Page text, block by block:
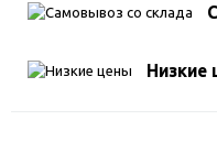
Низкие